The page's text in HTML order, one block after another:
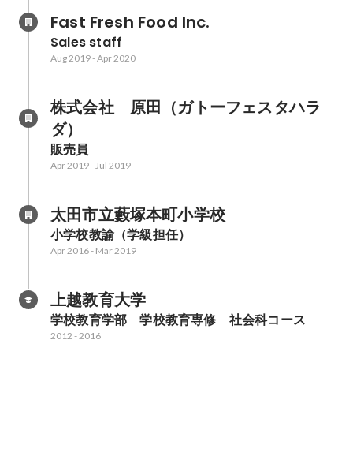
Fast Fresh Food Inc.
Sales staff
Aug 2019-Apr 2020
株式会社　原田（ガトーフェスタハラ
ダ）
販売員
Apr 2019-Jul 2019
太田市立藪塚本町小学校
小学校教諭（学級担任）
Apr 2016- Mar 2019
上越教育大学
学校教育学部　学校教育専修　社会科コース
2012 -2016